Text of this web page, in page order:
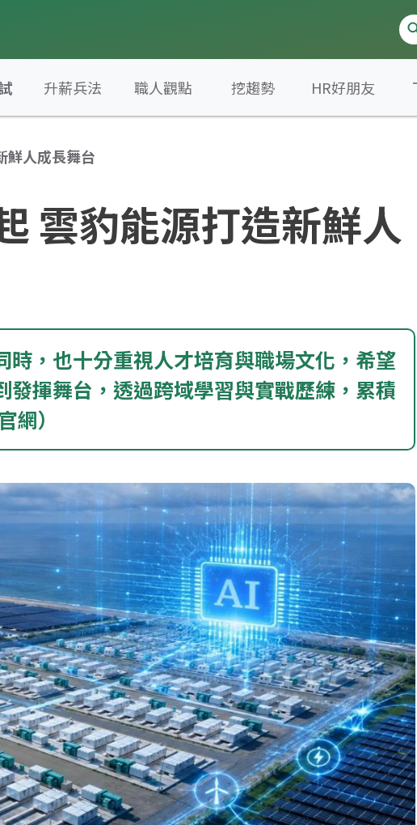
升薪兵法 職人觀點 挖趨勢 HR好朋友
鮮人成長舞台
雲豹能源打造新鮮人
，也十分重視人才培育與職場文化，希望
揮舞台，透過跨域學習與實戰歷練，累積
）